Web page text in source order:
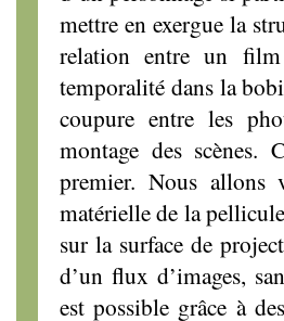
mettre en exergue la
relation entre un
temporalité dans la
coupure entre les
montage des scènes.
premier. Nous
matérielle de la
sur la surface de
d’un flux d’images,
est possible grâce à